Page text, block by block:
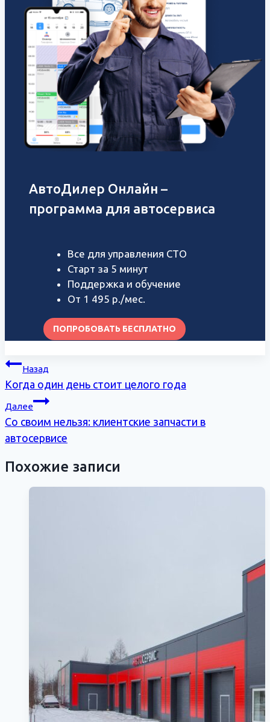
АвтоДилер Онлайн –
программа для автосервиса
Все для управления СТО
Старт за 5 минут
Поддержка и обучение
От 1 495 р./мес.
ПОПРОБОВАТЬ БЕСПЛАТНО
Навигация
по
записям
Назад
Когда один день стоит целого года
Далее
Со своим нельзя: клиентские запчасти в
автосервисе
Похожие записи